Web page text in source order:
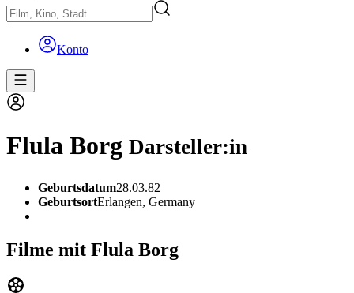
Konto
Flula Borg Darsteller:in
Geburtsdatum28.03.82
GeburtsortErlangen, Germany
Filme mit Flula Borg